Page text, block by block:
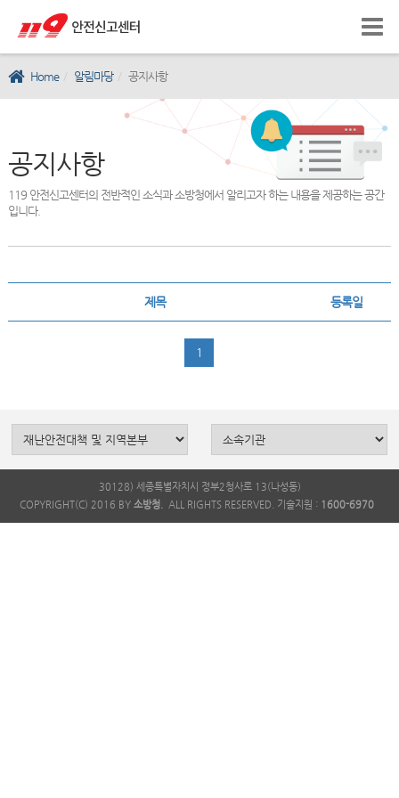
Home 알림마당 공지사항
공지사항
119 안전신고센터의 전반적인 소식과 소방청에서 알리고자 하는 내용을 제공하는 공간
입니다.
제목 등록일
1
30128) 세종특별자치시 정부2청사로 13(나성동)
COPYRIGHT(C) 2016 BY 소방청. ALL RIGHTS RESERVED. 기술지원 : 1600-6970